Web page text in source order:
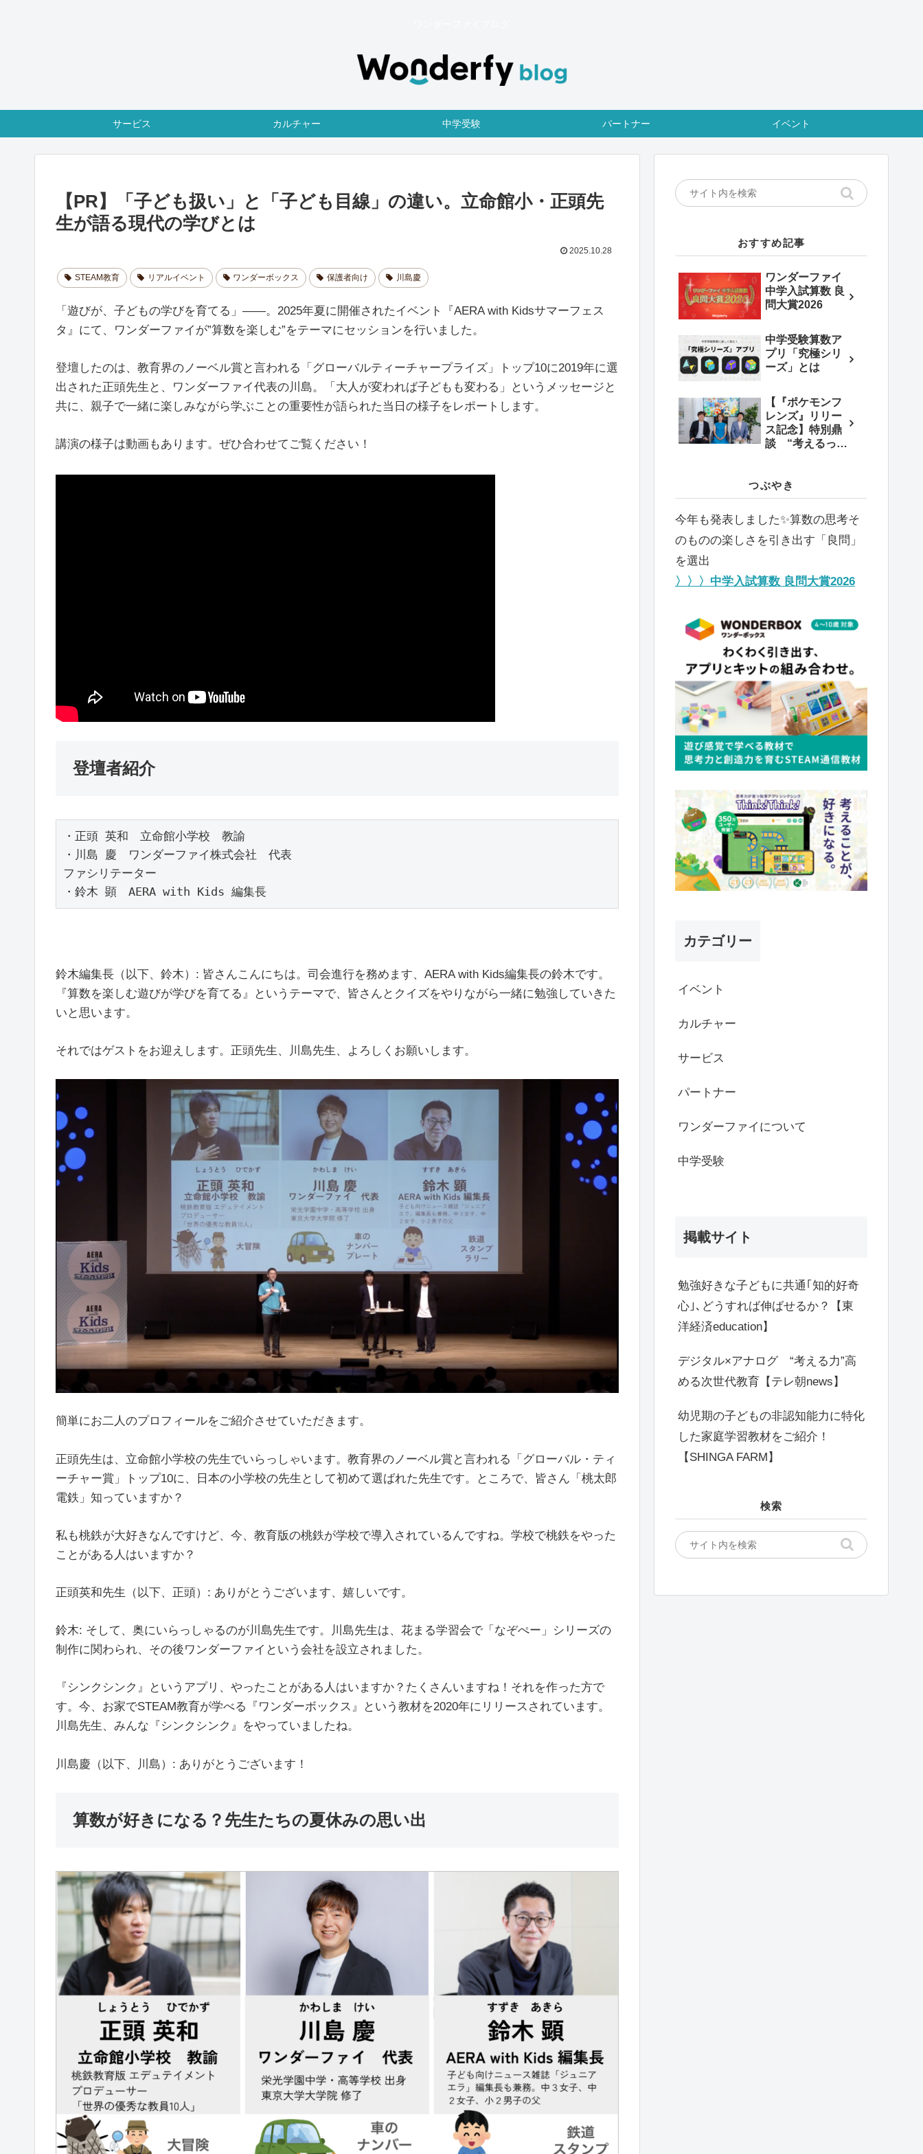
サービス カルチャー 中学受験 パートナー イベント
【PR】「子ども扱い」と「子ども目線」の違い。立命館小・正頭先
生が語る現代の学びとは
2025.10.28
STEAM教育 リアルイベント ワンダーボックス 保護者向け 川島慶
「遊びが、子どもの学びを育てる」——。2025年夏に開催されたイベント『AERA with Kidsサマーフェス
タ』にて、ワンダーファイが”算数を楽しむ”をテーマにセッションを行いました。
登壇したのは、教育界のノーベル賞と言われる「グローバルティーチャープライズ」トップ10に2019年に選
出された正頭先生と、ワンダーファイ代表の川島。「大人が変われば子どもも変わる」というメッセージと
共に、親子で一緒に楽しみながら学ぶことの重要性が語られた当日の様子をレポートします。
講演の様子は動画もあります。ぜひ合わせてご覧ください！
登壇者紹介
・正頭 英和　立命館小学校　教諭
・川島 慶　ワンダーファイ株式会社　代表
ファシリテーター
・鈴木 顕　AERA with Kids 編集長
鈴木編集長（以下、鈴木）: 皆さんこんにちは。司会進行を務めます、AERA with Kids編集長の鈴木です。
『算数を楽しむ遊びが学びを育てる』というテーマで、皆さんとクイズをやりながら一緒に勉強していきた
いと思います。
それではゲストをお迎えします。正頭先生、川島先生、よろしくお願いします。
簡単にお二人のプロフィールをご紹介させていただきます。
正頭先生は、立命館小学校の先生でいらっしゃいます。教育界のノーベル賞と言われる「グローバル・ティ
ーチャー賞」トップ10に、日本の小学校の先生として初めて選ばれた先生です。ところで、皆さん「桃太郎
電鉄」知っていますか？
私も桃鉄が大好きなんですけど、今、教育版の桃鉄が学校で導入されているんですね。学校で桃鉄をやった
ことがある人はいますか？
正頭英和先生（以下、正頭）: ありがとうございます、嬉しいです。
鈴木: そして、奥にいらっしゃるのが川島先生です。川島先生は、花まる学習会で「なぞぺー」シリーズの
制作に関わられ、その後ワンダーファイという会社を設立されました。
『シンクシンク』というアプリ、やったことがある人はいますか？たくさんいますね！それを作った方で
す。今、お家でSTEAM教育が学べる『ワンダーボックス』という教材を2020年にリリースされています。
川島先生、みんな『シンクシンク』をやっていましたね。
川島慶（以下、川島）: ありがとうございます！
算数が好きになる？先生たちの夏休みの思い出
おすすめ記事
ワンダーファイ
中学入試算数 良
問大賞2026
中学受験算数ア
プリ「究極シリ
ーズ」とは
【『ポケモンフ
レンズ』リリー
ス記念】特別鼎
談 “考えるっ
メの新しいかた
ち
つぶやき
今年も発表しました✨️算数の思考そ
のものの楽しさを引き出す「良問」
を選出
〉〉〉中学入試算数 良問大賞2026
カテゴリー
イベント
カルチャー
サービス
パートナー
ワンダーファイについて
中学受験
掲載サイト
勉強好きな子どもに共通｢知的好奇
心｣､どうすれば伸ばせるか？【東
洋経済education】
デジタル×アナログ “考える力”高
める次世代教育【テレ朝news】
幼児期の子どもの非認知能力に特化
した家庭学習教材をご紹介！
【SHINGA FARM】
検索